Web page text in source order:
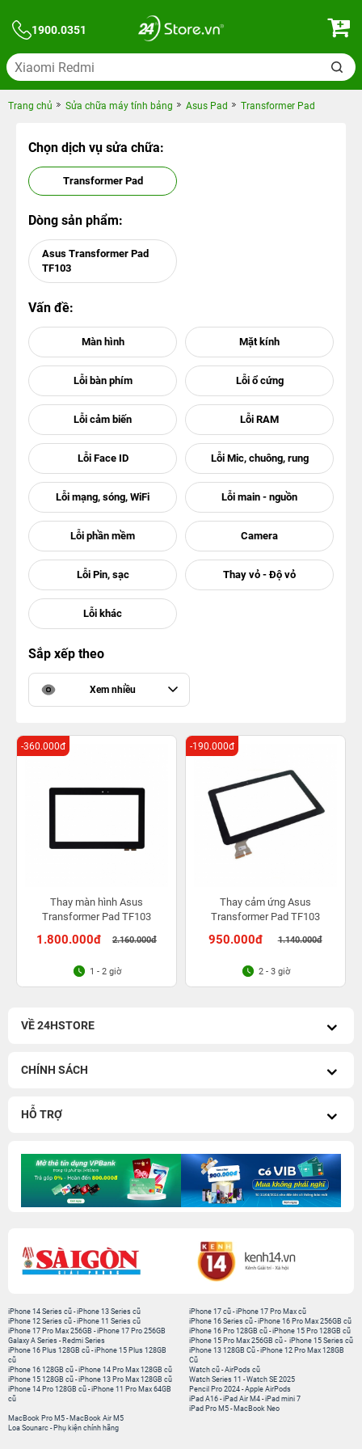
1900.0351
Trang chủ Sửa chữa máy tính bảng Asus Pad Transformer Pad
Chọn dịch vụ sửa chữa:
Transformer Pad
Dòng sản phẩm:
Asus Transformer Pad
TF103
Vấn đề:
Sắp xếp theo
Xem nhiều
Thay màn hình Asus
Transformer Pad TF103
1.800.000đ 2.160.000đ
-360.000đ
1 - 2 giờ
Thay cảm ứng Asus
Transformer Pad TF103
950.000đ 1.140.000đ
-190.000đ
2 - 3 giờ
VỀ 24HSTORE
CHÍNH SÁCH
HỖ TRỢ
iPhone 14 Series cũ -iPhone 13 Series cũ
iPhone 12 Series cũ -iPhone 11 Series cũ
iPhone 17 Pro Max 256GB -iPhone 17 Pro 256GB
Galaxy A Series - Redmi Series
iPhone 17 cũ -iPhone 17 Pro Max cũ
iPhone 16 Series cũ - iPhone 16 Pro Max 256GB cũ
iPhone 16 Pro 128GB cũ -iPhone 15 Pro 128GB cũ
iPhone 15 Pro Max 256GB cũ - iPhone 15 Series cũ
iPhone 16 Plus 128GB cũ -iPhone 15 Plus 128GB
cũ
iPhone 16 128GB cũ -iPhone 14 Pro Max 128GB cũ
iPhone 15 128GB cũ -iPhone 13 Pro Max 128GB cũ
iPhone 14 Pro 128GB cũ -iPhone 11 Pro Max 64GB
cũ
iPhone 13 128GB Cũ -iPhone 12 Pro Max 128GB
Cũ
Watch cũ -AirPods cũ
Watch Series 11 -Watch SE 2025
Pencil Pro 2024 -Apple AirPods
iPad A16 -iPad Air M4 -iPad mini 7
iPad Pro M5 - MacBook Neo
MacBook Pro M5 - MacBook Air M5
Loa Sounarc - Phụ kiện chính hãng